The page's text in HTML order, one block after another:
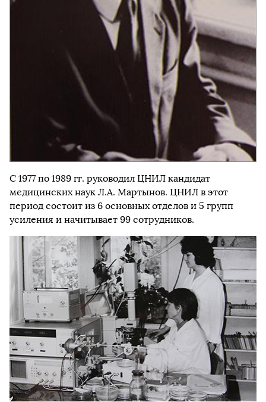
С 1977 по 1989 гг. руководил ЦНИЛ кандидат
медицинских наук Л.А. Мартынов. ЦНИЛ в этот
период состоит из 6 основных отделов и 5 групп
усиления и начитывает 99 сотрудников.